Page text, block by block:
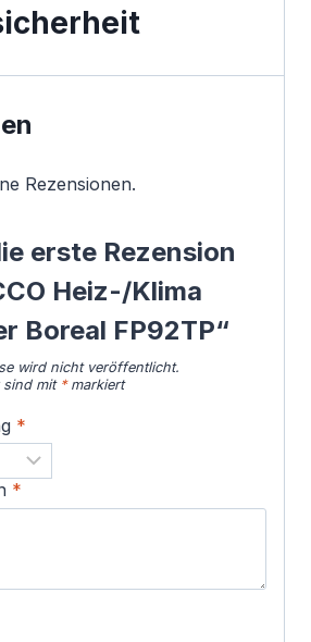
Rezensionen.
erste Rezension
Heiz-/Klima
Boreal FP92TP“
wird nicht veröffentlicht.
sind mit *markiert
*
*